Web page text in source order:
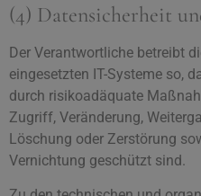
(4) Datensicherheit
Der Verantwortliche betreibt
eingesetzten IT-Systeme so,
durch risikoadäquate
Zugriff, Veränderung,
Löschung oder Zerstörung
Vernichtung geschützt sind.